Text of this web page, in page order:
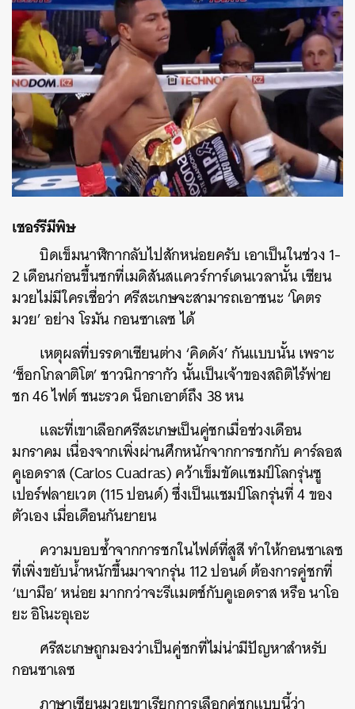
เชอร์รีมีพิษ
บิดเข็มนาฬิกากลับไปสักหน่อยครับ เอาเป็นในช่วง 1-
2 เดือนก่อนขึ้นชกที่เมดิสันสแควร์การ์เดนเวลานั้น เซียน
มวยไม่มีใครเชื่อว่า ศรีสะเกษจะสามารถเอาชนะ ‘โคตร
มวย’ อย่าง โรมัน กอนซาเลซ ได้
เหตุผลที่บรรดาเซียนต่าง ‘คิดดัง’​ กันแบบนั้น เพราะ
‘ช็อกโกลาติโต’ ชาวนิการากัว นั้นเป็นเจ้าของสถิติไร้พ่าย
ชก 46 ไฟต์ ชนะรวด น็อกเอาต์ถึง 38 หน
และที่เขาเลือกศรีสะเกษเป็นคู่ชกเมื่อช่วงเดือน
มกราคม เนื่องจากเพิ่งผ่านศึกหนักจากการชกกับ คาร์ลอส
คูเอดราส (Carlos Cuadras) คว้าเข็มขัดแชมป์โลกรุ่นซู
เปอร์ฟลายเวต (115 ปอนด์) ซึ่งเป็นแชมป์โลกรุ่นที่ 4 ของ
ตัวเอง เมื่อเดือนกันยายน
ความบอบช้ำจากการชกในไฟต์ที่สูสี ทำให้กอนซาเลซ
ที่เพิ่งขยับน้ำหนักขึ้นมาจากรุ่น 112 ปอนด์ ต้องการคู่ชกที่
‘เบามือ’​ หน่อย มากกว่าจะรีแมตช์กับคูเอดราส หรือ นาโอ
ยะ อิโนะอุเอะ
ศรีสะเกษถูกมองว่าเป็นคู่ชกที่ไม่น่ามีปัญหาสำหรับ
กอนซาเลซ
ภาษาเซียนมวยเขาเรียกการเลือกคู่ชกแบบนี้ว่า